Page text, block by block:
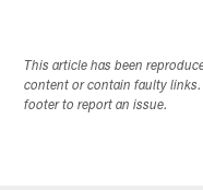
This article has been
content or contain faulty
footer to report an issue.